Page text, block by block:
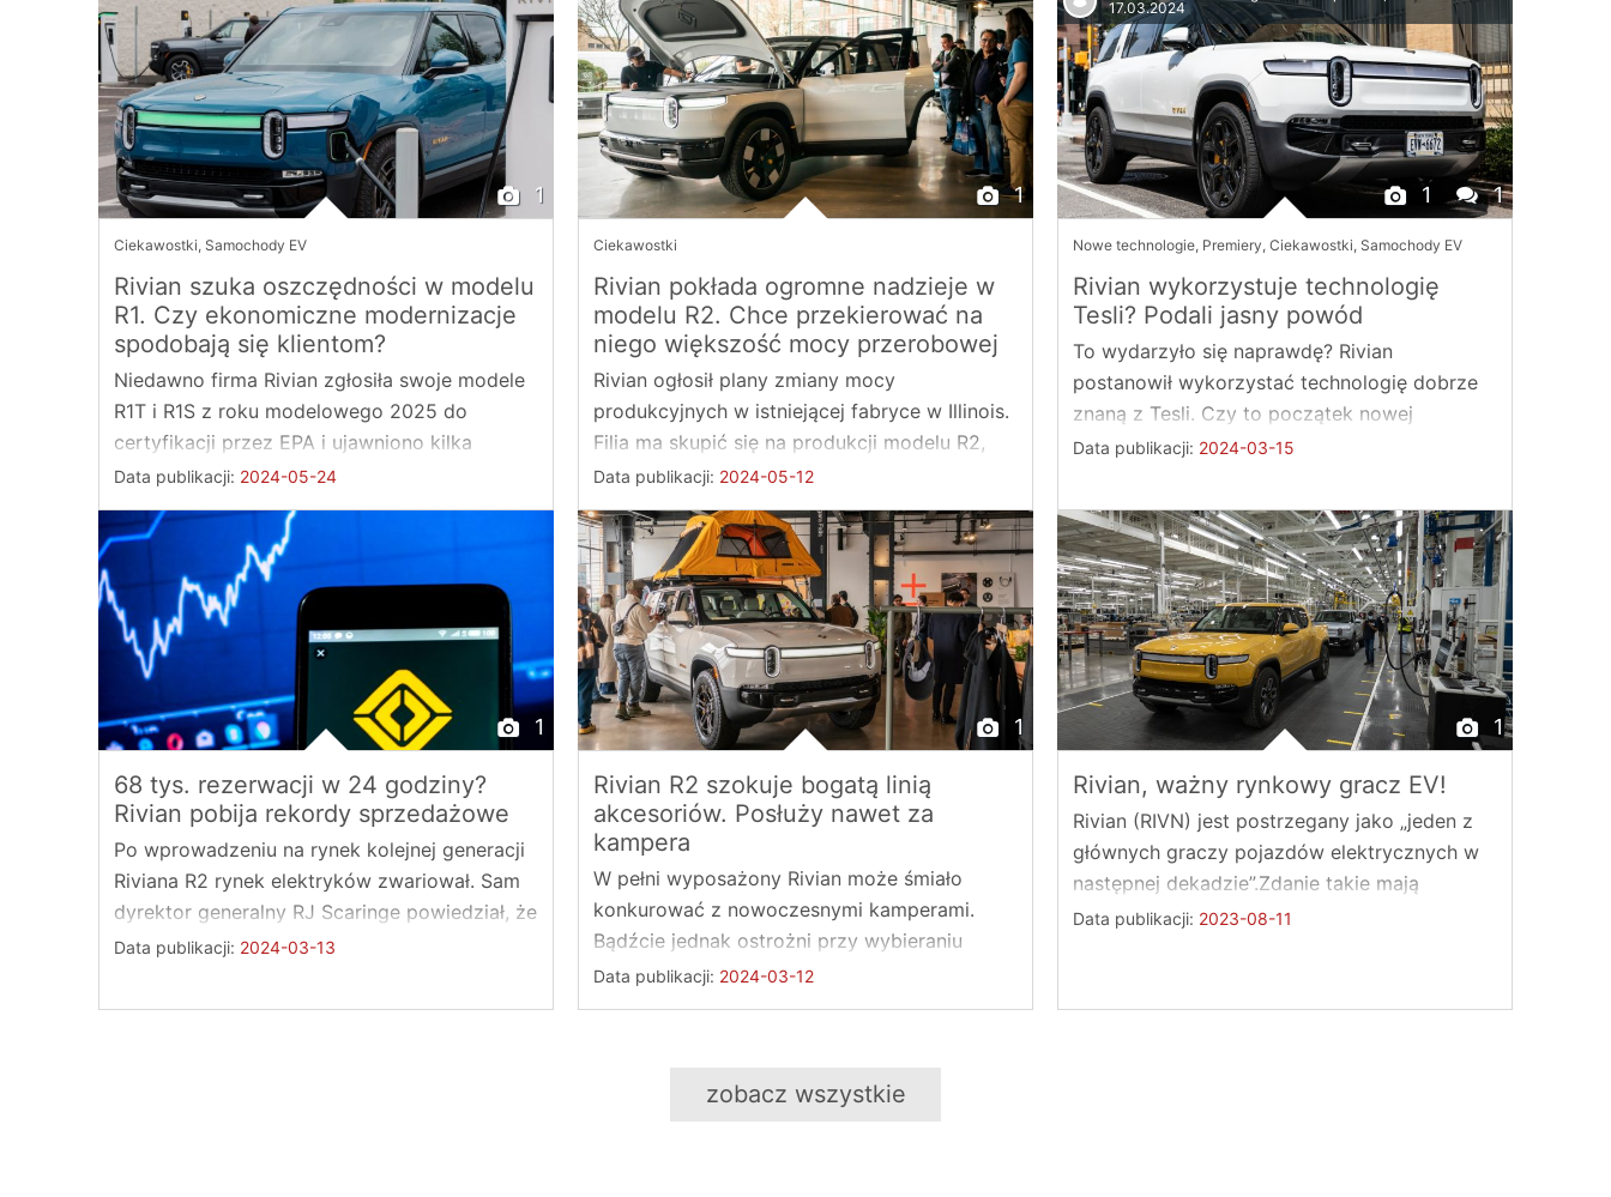
1
Ciekawostki Samochody EV
Rivian szuka oszczędności w modelu
R1. Czy ekonomiczne modernizacje
spodobają się klientom?
Niedawno firma Rivian zgłosiła swoje modele
R1T i R1S z roku modelowego 2025 do
certyfikacji przez EPA i ujawniono kilka
głównych modyfikacji. ...
Data publikacji: 2024-05-24
1
Ciekawostki
Rivian pokłada ogromne nadzieje w
modelu R2. Chce przekierować na
niego większość mocy przerobowej
Rivian ogłosił plany zmiany mocy
produkcyjnych w istniejącej fabryce w Illinois.
Filia ma skupić się na produkcji modelu R2,
który ma stać ...
Data publikacji: 2024-05-12
1 1
17.03.2024
Nowe technologie, Premiery Ciekawostki Samochody EV
Rivian wykorzystuje technologię
Tesli? Podali jasny powód
To wydarzyło się naprawdę? Rivian
postanowił wykorzystać technologię dobrze
znaną z Tesli. Czy to początek nowej
kolaboracji, której świat ...
Data publikacji: 2024-03-15
1
68 tys. rezerwacji w 24 godziny?
Rivian pobija rekordy sprzedażowe
Po wprowadzeniu na rynek kolejnej generacji
Riviana R2 rynek elektryków zwariował. Sam
dyrektor generalny RJ Scaringe powiedział, że
nikt nie ...
Data publikacji: 2024-03-13
1
Rivian R2 szokuje bogatą linią
akcesoriów. Posłuży nawet za
kampera
W pełni wyposażony Rivian może śmiało
konkurować z nowoczesnymi kamperami.
Bądźcie jednak ostrożni przy wybieraniu
dodatków. Rivian ...
Data publikacji: 2024-03-12
1
Rivian, ważny rynkowy gracz EV!
Rivian (RIVN) jest postrzegany jako „jeden z
głównych graczy pojazdów elektrycznych w
następnej dekadzie”.Zdanie takie mają
analitycy ...
Data publikacji: 2023-08-11
zobacz wszystkie